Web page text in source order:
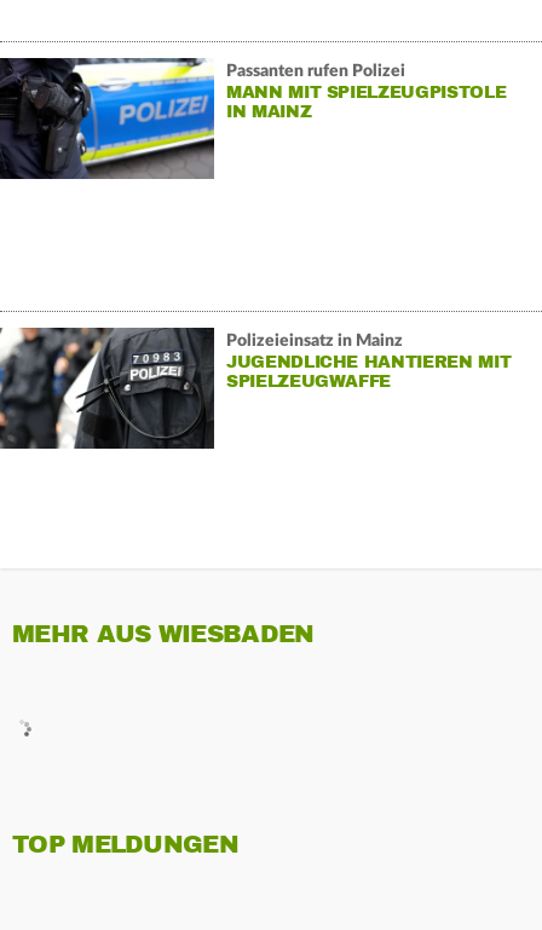
Passanten rufen Polizei
MANN MIT SPIELZEUGPISTOLE
IN MAINZ
Polizeieinsatz in Mainz
JUGENDLICHE HANTIEREN MIT
SPIELZEUGWAFFE
MEHR AUS WIESBADEN
TOP MELDUNGEN